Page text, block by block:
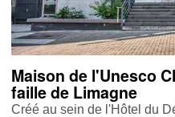
Maison de l'Unesco
faille de Limagne
Créé au sein de l'Hôtel du